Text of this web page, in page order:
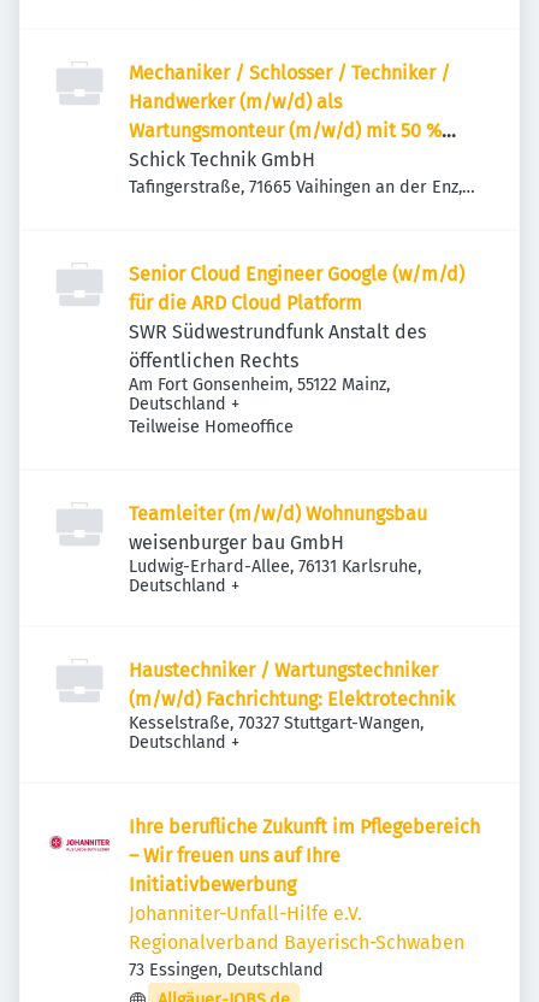
Mechaniker / Schlosser / Techniker /
Handwerker (m/w/d) als
Wartungsmonteur (m/w/d) mit 50 %
Reisebereitschaft
Schick Technik GmbH
Tafingerstraße, 71665 Vaihingen an der Enz,
Senior Cloud Engineer Google (w/m/d)
für die ARD Cloud Platform
SWR Südwestrundfunk Anstalt des
öffentlichen Rechts
Am Fort Gonsenheim, 55122 Mainz,
Deutschland +
Teilweise Homeoffice
Teamleiter (m/w/d) Wohnungsbau
weisenburger bau GmbH
Ludwig-Erhard-Allee, 76131 Karlsruhe,
Deutschland +
Haustechniker / Wartungstechniker
(m/w/d) Fachrichtung: Elektrotechnik
Kesselstraße, 70327 Stuttgart-Wangen,
Deutschland +
Ihre berufliche Zukunft im Pflegebereich
– Wir freuen uns auf Ihre
Initiativbewerbung
Johanniter-Unfall-Hilfe e.V.
Regionalverband Bayerisch-Schwaben
73 Essingen, Deutschland